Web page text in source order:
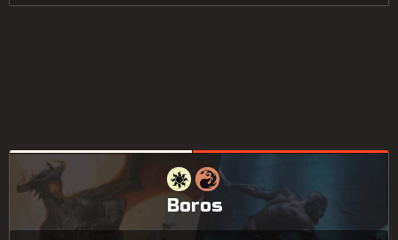
Boros